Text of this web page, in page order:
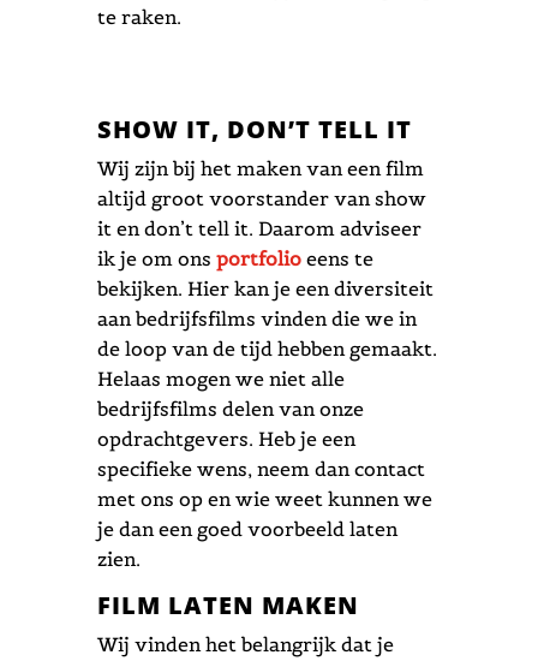
te raken.
SHOW IT, DON’T TELL IT
Wij zijn bij het maken van een film
altijd groot voorstander van show
it en don’t tell it. Daarom adviseer
ik je om ons portfolioeens te
bekijken. Hier kan je een diversiteit
aan bedrijfsfilms vinden die we in
de loop van de tijd hebben gemaakt.
Helaas mogen we niet alle
bedrijfsfilms delen van onze
opdrachtgevers. Heb je een
specifieke wens, neem dan contact
met ons op en wie weet kunnen we
je dan een goed voorbeeld laten
zien.
FILM LATEN MAKEN
Wij vinden het belangrijk dat je